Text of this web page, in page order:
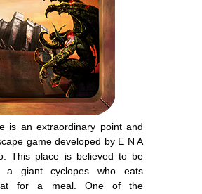
is an extraordinary point and
game developed by E N A
This place is believed to be
a giant cyclopes who eats
for a meal. One of the